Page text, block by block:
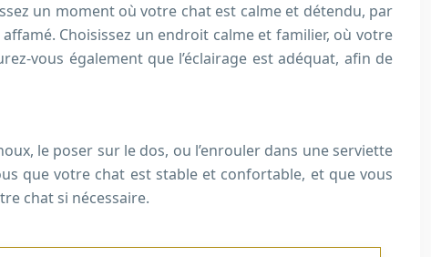
un moment où votre chat est calme et détendu, par
Choisissez un endroit calme et familier, où votre
vous également que l’éclairage est adéquat, afin de
le poser sur le dos, ou l’enrouler dans une serviette
que votre chat est stable et confortable, et que vous
chat si nécessaire.